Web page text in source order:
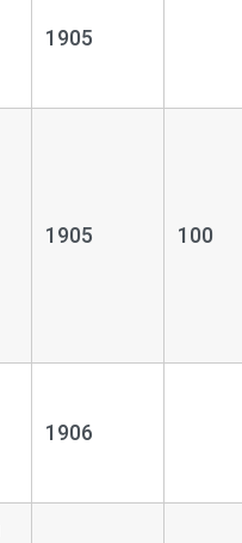
1905
1905 100
1906